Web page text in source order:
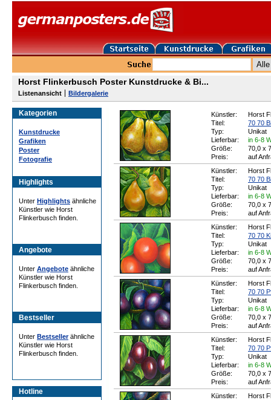
Horst Flinkerbusch Poster Kunstdrucke & Bi...
Listenansicht Bildergalerie
Kategorien
Kunstdrucke
Grafiken
Poster
Fotografie
Highlights
Unter Highlights ähnliche
Künstler wie Horst
Flinkerbusch finden.
Angebote
Unter Angebote ähnliche
Künstler wie Horst
Flinkerbusch finden.
Bestseller
Unter Bestsellerähnliche
Künstler wie Horst
Flinkerbusch finden.
Hotline
Künstler:
Horst
Titel:
70 70
Typ:
Unikat
Lieferbar:
in 6-8
Größe:
70,0 x
Preis:
auf
Künstler:
Horst
Titel:
70 70
Typ:
Unikat
Lieferbar:
in 6-8
Größe:
70,0 x
Preis:
auf
Künstler:
Horst
Titel:
70 70
Typ:
Unikat
Lieferbar:
in 6-8
Größe:
70,0 x
Preis:
auf
Künstler:
Horst
Titel:
70 70
Typ:
Unikat
Lieferbar:
in 6-8
Größe:
70,0 x
Preis:
auf
Künstler:
Horst
Titel:
70 70
Typ:
Unikat
Lieferbar:
in 6-8
Größe:
70,0 x
Preis:
auf
Künstler:
Horst